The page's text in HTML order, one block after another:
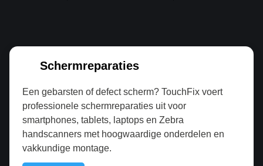
Schermreparaties
Een gebarsten of defect scherm? TouchFix voert
professionele schermreparaties uit voor
smartphones, tablets, laptops en Zebra
handscanners met hoogwaardige onderdelen en
vakkundige montage.